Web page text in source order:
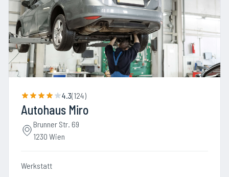
4.3(124)
Autohaus Miro
Brunner Str. 69
1230 Wien
Werkstatt